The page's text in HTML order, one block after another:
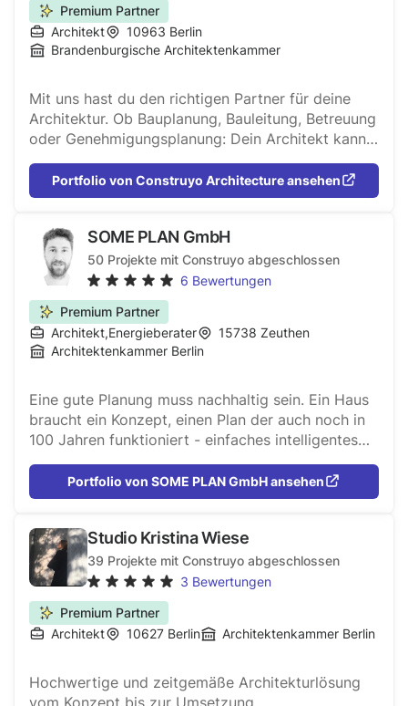
Premium Partner
Architekt
10963 Berlin
Brandenburgische Architektenkammer
Mit uns hast du den richtigen Partner für deine
Architektur. Ob Bauplanung, Bauleitung, Betreuung
oder Genehmigungsplanung: Dein Architekt kann
alle wichtigen Schritte in deinem Bauprozess und
der Planung deines Bauprojekts übernehmen und
dir helfen, deine Bauplanung zu koordinieren. Egal,
während der vollständigen Bauplanung brauchst
oder ob du einfach nur Hilfe bei der
Ausführungsplanung, dem Gebäudeaufmaß, der
Genehmigungsplanung oder Baubetreuung
brauchst: Wir sind bei jedem Schritt für dich da.
Wir planen mit dir gemeinsam jeden Schritt auf
dem Weg zu deinem fertigen Projekt und helfen
Baugenehmigungen zu erhalten oder dein ganzes
Haus zu planen.
Portfolio von Construyo Architecture ansehen
SOME PLAN GmbH
50 Projekte mit Construyo abgeschlossen
6 Bewertungen
Premium Partner
Architekt,Energieberater 15738 Zeuthen
Architektenkammer Berlin
Eine gute Planung muss nachhaltig sein. Ein Haus
braucht ein Konzept, einen Plan der auch noch in
100 Jahren funktioniert - einfaches intelligentes
Bauen ohne unnötigen Schnickschnack.
Portfolio von SOME PLAN GmbH ansehen
Studio Kristina Wiese
39 Projekte mit Construyo abgeschlossen
3 Bewertungen
Premium Partner
Architekt
10627 Berlin Architektenkammer Berlin
Hochwertige und zeitgemäße Architekturlösung
vom Konzept bis zur Umsetzung